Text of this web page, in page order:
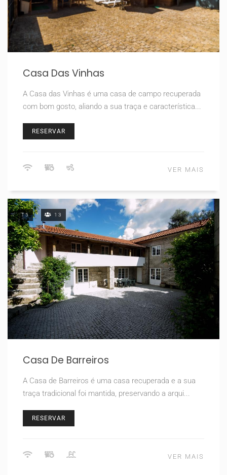
Casa Das Vinhas
A Casa das Vinhas é uma casa de campo recuperada
com bom gosto, aliando a sua traça e característica...
RESERVAR
VER MAIS
T5 13
Casa De Barreiros
A Casa de Barreiros é uma casa recuperada e a sua
traça tradicional foi mantida, preservando a arqui...
RESERVAR
VER MAIS